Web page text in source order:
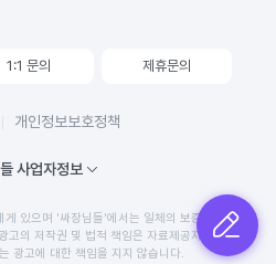
글쓰기
1:1 문의 제휴문의
개인정보보호정책
사업자정보
있으며 '싸장님들'에서는 일체의 보증 및
고의 저작권 및 법적 책임은 자료제공자에게
광고에 대한 책임을 지지 않습니다.